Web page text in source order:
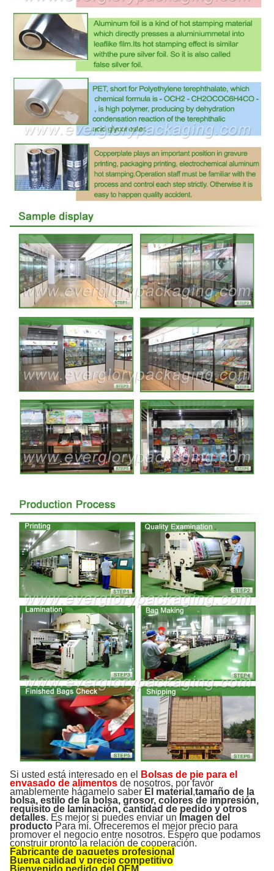
Si usted está interesado en el
Bolsas de pie para el
envasado de alimentos de nosotros, por favor
amablemente hágamelo saber El material ,tamaño de la
bolsa, estilo de la bolsa, grosor, colores de impresión,
requisito de laminación, cantidad de pedido y otros
detalles. Es mejor si puedes enviar un Imagen del
producto Para mí. Ofreceremos el mejor precio para
promover el negocio entre nosotros. Espero que podamos
construir pronto la relación de cooperación.
Fabricante de paquetes profesional
Buena calidad y precio competitivo